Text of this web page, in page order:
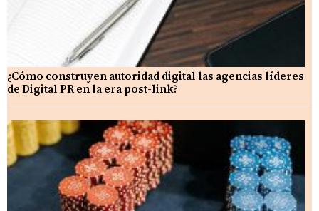
¿Cómo construyen autoridad digital las agencias líderes
de Digital PR en la era post-link?